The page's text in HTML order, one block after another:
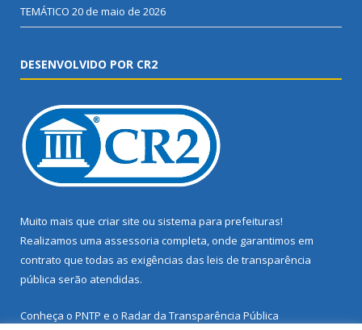
TEMÁTICO 20 de maio de 2026
DESENVOLVIDO POR CR2
Muito mais que criar site ou sistema para prefeituras!
Realizamos uma assessoria completa, onde garantimos em
contrato que todas as exigências das leis de transparência
pública serão atendidas.
Conheça o PNTP e o Radar da Transparência Pública